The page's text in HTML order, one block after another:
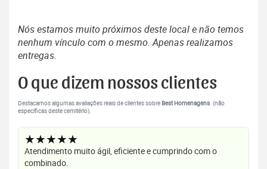
Nós estamos muito próximos deste local e não temos
nenhum vínculo com o mesmo. Apenas realizamos
entregas.
O que dizem nossos clientes
Destacamos algumas avaliações reais de clientes sobreBest Homenagens . (não
específicas deste cemitério).
★★★★★
Atendimento muito ágil, eficiente e cumprindo com o
combinado.